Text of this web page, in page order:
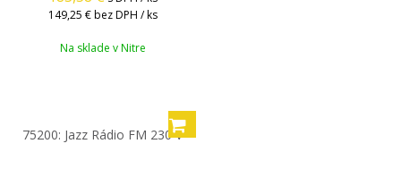
149,25 € bez DPH / ks
Na sklade v Nitre
75200: Jazz Rádio FM 230 V